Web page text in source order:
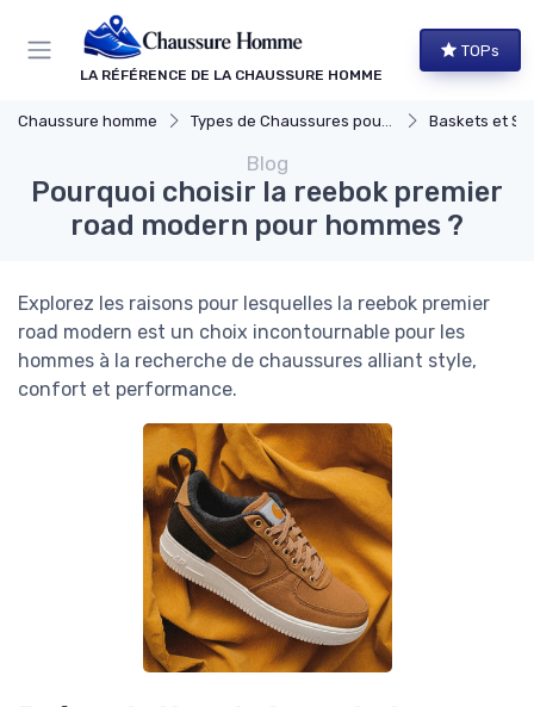
LA RÉFÉRENCE DE LA CHAUSSURE HOMME
TOPs
Chaussure homme Types de Chaussures pour Hommes Baskets et
Blog
Pourquoi choisir la reebok premier
road modern pour hommes ?
Explorez les raisons pour lesquelles la reebok premier
road modern est un choix incontournable pour les
hommes à la recherche de chaussures alliant style,
confort et performance.
Panneau de gestion des cookies